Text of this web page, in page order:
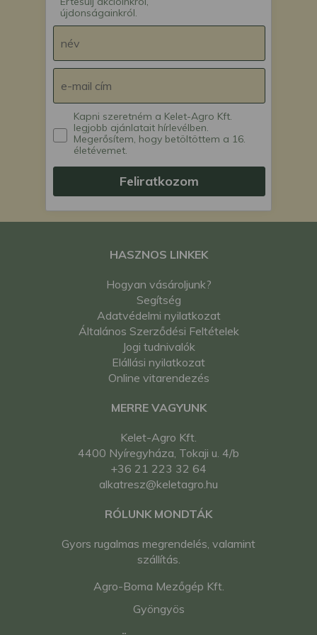
újdonságainkról.
Kapni szeretném a Kelet-Agro Kft.
legjobb ajánlatait hírlevélben.
Megerősítem, hogy betöltöttem a 16.
életévemet.
Feliratkozom
HASZNOS LINKEK
Hogyan vásároljunk?
Segítség
Adatvédelmi nyilatkozat
Általános Szerződési Feltételek
Jogi tudnivalók
Elállási nyilatkozat
Online vitarendezés
MERRE VAGYUNK
Kelet-Agro Kft.
4400 Nyíregyháza, Tokaji u. 4/b
+36 21 223 32 64
alkatresz@keletagro.hu
RÓLUNK MONDTÁK
Gyors rugalmas megrendelés, valamint
szállítás.
Agro-Boma Mezőgép Kft.
Gyöngyös